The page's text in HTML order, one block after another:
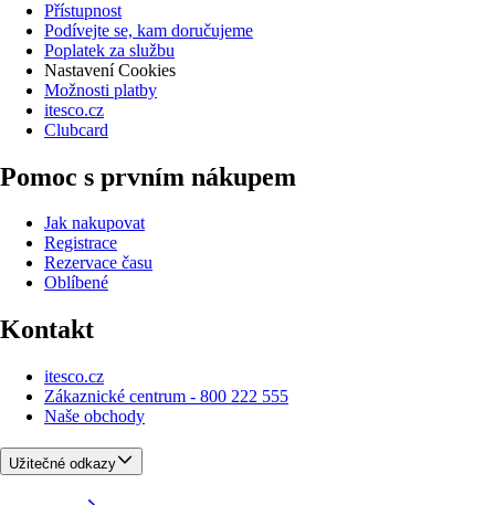
Přístupnost
Podívejte se, kam doručujeme
Poplatek za službu
Nastavení Cookies
Možnosti platby
itesco.cz
Clubcard
Pomoc s prvním nákupem
Jak nakupovat
Registrace
Rezervace času
Oblíbené
Kontakt
itesco.cz
Zákaznické centrum - 800 222 555
Naše obchody
Užitečné odkazy